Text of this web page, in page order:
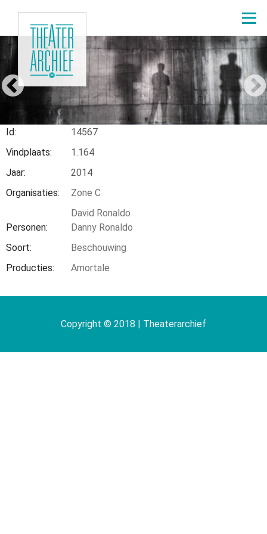
naar
inhoud
gaan
1.164
Kruimelpad
Node 14758
Id
14567
Vindplaats
1.164
Jaar
2014
Organisaties
Zone C
Personen
David Ronaldo
Danny Ronaldo
Soort
Beschouwing
Producties
Amortale
Copyright © 2018 | Theaterarchief